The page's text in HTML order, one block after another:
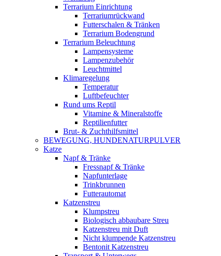
Terrarium Einrichtung
Terrariumrückwand
Futterschalen & Tränken
Terrarium Bodengrund
Terrarium Beleuchtung
Lampensysteme
Lampenzubehör
Leuchtmittel
Klimaregelung
Temperatur
Luftbefeuchter
Rund ums Reptil
Vitamine & Mineralstoffe
Reptilienfutter
Brut- & Zuchthilfsmittel
BEWEGUNG, HUNDENATURPULVER
Katze
Napf & Tränke
Fressnapf & Tränke
Napfunterlage
Trinkbrunnen
Futterautomat
Katzenstreu
Klumpstreu
Biologisch abbaubare Streu
Katzenstreu mit Duft
Nicht klumpende Katzenstreu
Bentonit Katzenstreu